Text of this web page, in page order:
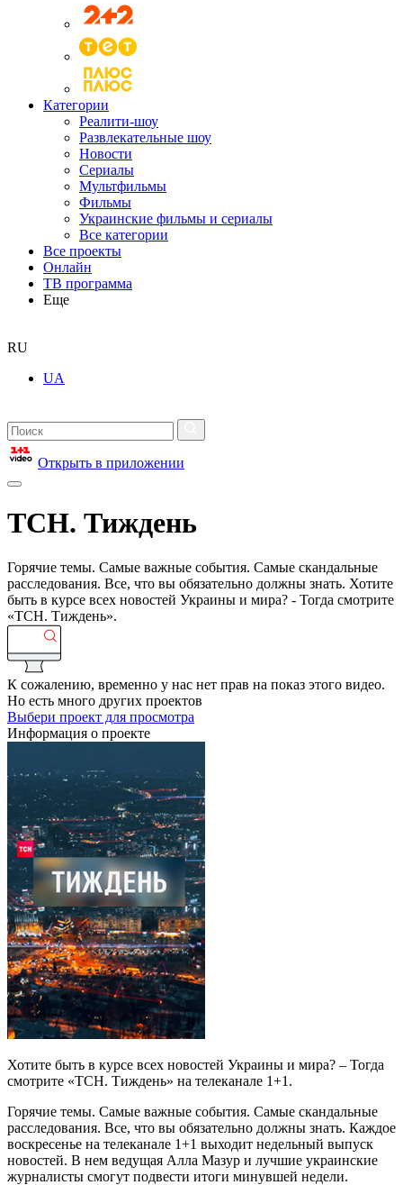
Категории
Реалити-шоу
Развлекательные шоу
Новости
Сериалы
Мультфильмы
Фильмы
Украинские фильмы и сериалы
Все категории
Все проекты
Онлайн
ТВ программа
Еще
RU
UA
Открыть в приложении
ТСН. Тиждень
Горячие темы. Самые важные события. Самые скандальные
расследования. Все, что вы обязательно должны знать. Хотите
быть в курсе всех новостей Украины и мира? - Тогда смотрите
«ТСН. Тиждень».
К сожалению, временно у нас нет прав на показ этого видео.
Но есть много других проектов
Выбери проект для просмотра
Информация о проекте
Хотите быть в курсе всех новостей Украины и мира? – Тогда
смотрите «ТСН. Тиждень» на телеканале 1+1.
Горячие темы. Самые важные события. Самые скандальные
расследования. Все, что вы обязательно должны знать. Каждое
воскресенье на телеканале 1+1 выходит недельный выпуск
новостей. В нем ведущая Алла Мазур и лучшие украинские
журналисты смогут подвести итоги минувшей недели.